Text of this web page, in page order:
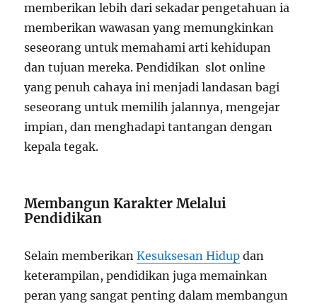
memberikan lebih dari sekadar pengetahuan ia
memberikan wawasan yang memungkinkan
seseorang untuk memahami arti kehidupan
dan tujuan mereka. Pendidikan slot online
yang penuh cahaya ini menjadi landasan bagi
seseorang untuk memilih jalannya, mengejar
impian, dan menghadapi tantangan dengan
kepala tegak.
Membangun Karakter Melalui
Pendidikan
Selain memberikanKesuksesan Hidup dan
keterampilan, pendidikan juga memainkan
peran yang sangat penting dalam membangun